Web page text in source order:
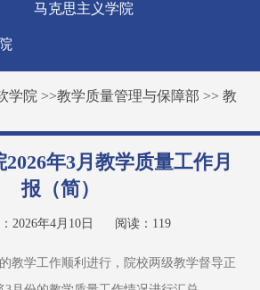
马克思主义学院
学院 >>教学质量管理与保障部 >>教
年3月教学质量工作月
报（简）
2026年4月10日 阅读： 119
教学工作顺利进行，院校两级教学督导正